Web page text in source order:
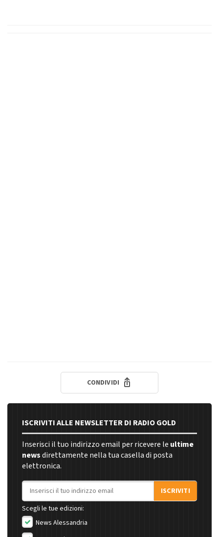
CONDIVIDI
ISCRIVITI ALLE NEWSLETTER DI RADIO GOLD
Inserisci il tuo indirizzo email per ricevere le ultime
newsdirettamente nella tua casella di posta
elettronica.
Indirizzo email
ISCRIVITI
Scegli le tue edizioni:
News Alessandria